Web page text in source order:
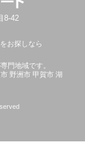
8-42
お探しなら
門地域です。
野洲市 甲賀市 湖